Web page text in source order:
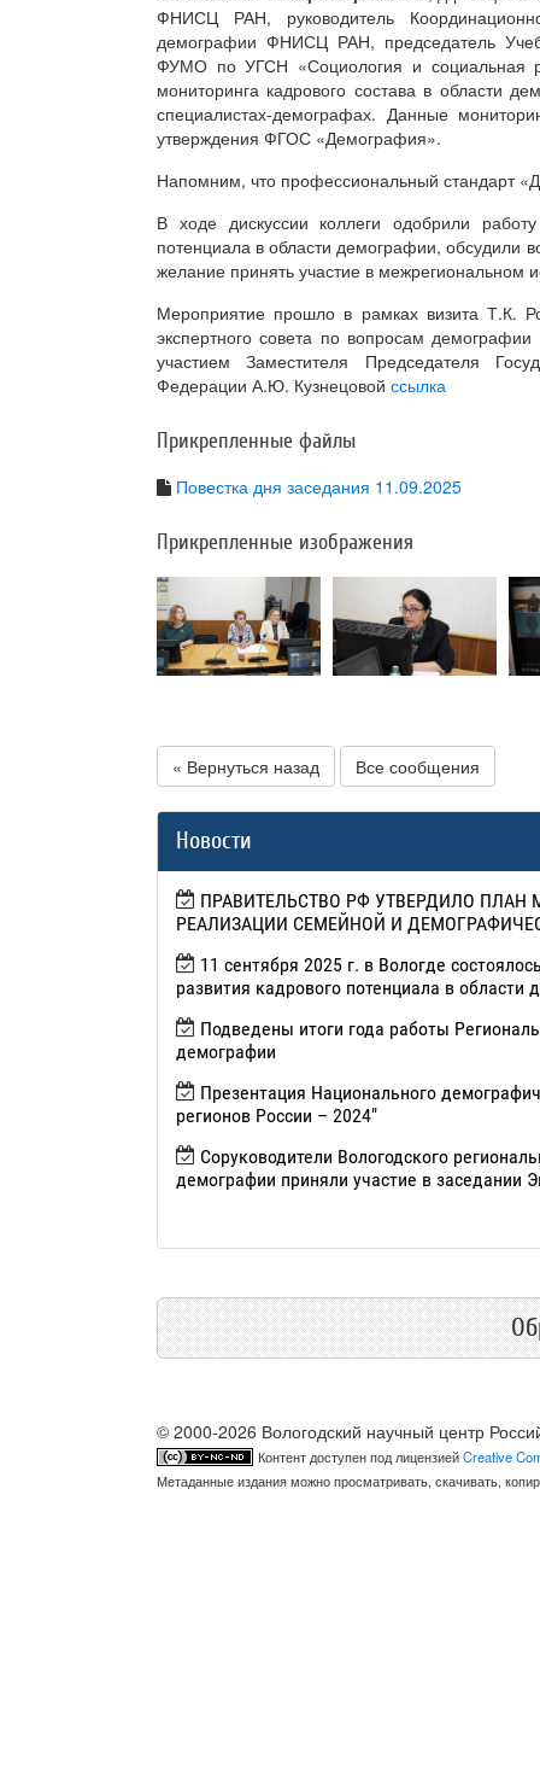
ФНИСЦ РАН, руководитель
демографии ФНИСЦ РАН, председатель
ФУМО по УГСН «Социология и социальная
мониторинга кадрового состава в области
специалистах-демографах. Данные
утверждения ФГОС «Демография».
Напомним, что профессиональный стандарт
В ходе дискуссии коллеги одобрили
потенциала в области демографии, обсудили
желание принять участие в межрегиональном
Мероприятие прошло в рамках визита Т.К.
экспертного совета по вопросам
участием Заместителя Председателя
Федерации А.Ю. Кузнецовой ссылка
Прикрепленные файлы
Повестка дня заседания 11.09.2025
Прикрепленные изображения
« Вернуться назад Все сообщения
Новости
ПРАВИТЕЛЬСТВО РФ УТВЕРДИЛО ПЛАН
РЕАЛИЗАЦИИ СЕМЕЙНОЙ И
11 сентября 2025 г. в Вологде
развития кадрового потенциала в области
Подведены итоги года работы
демографии
Презентация Национального
регионов России – 2024"
Соруководители Вологодского
демографии приняли участие в заседании
© 2000-2026 Вологодский научный центр
Контент доступен под лицензиейCreative
Метаданные издания можно просматривать, скачивать,